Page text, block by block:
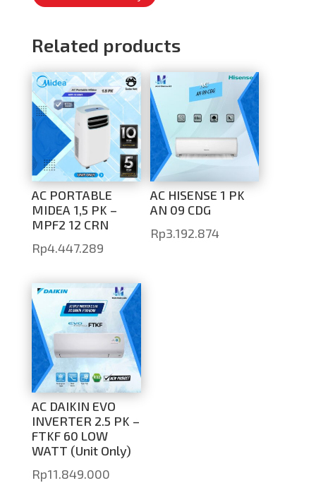
Related products
AC PORTABLE
MIDEA 1,5 PK –
MPF2 12 CRN
Rp4.447.289
AC HISENSE 1 PK
AN 09 CDG
Rp3.192.874
AC DAIKIN EVO
INVERTER 2.5 PK –
FTKF 60 LOW
WATT (Unit Only)
Rp11.849.000